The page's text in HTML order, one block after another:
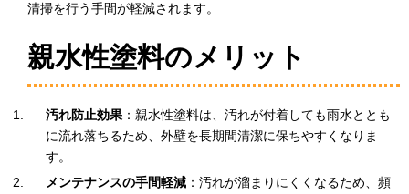
清掃を行う手間が軽減されます。
親水性塗料のメリット
汚れ防止効果 ：親水性塗料は、汚れが付着しても雨水ととも
に流れ落ちるため、外壁を長期間清潔に保ちやすくなりま
す。
メンテナンスの手間軽減 ：汚れが溜まりにくくなるため、頻